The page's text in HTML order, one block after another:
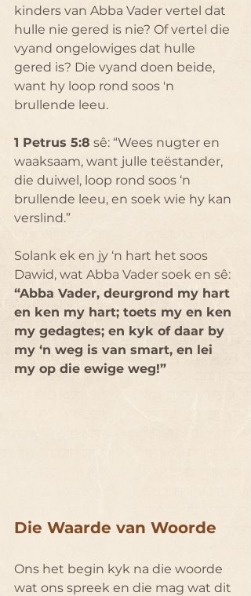
kinders van Abba Vader vertel dat
hulle nie gered is nie? Of vertel die
vyand ongelowiges dat hulle
gered is? Die vyand doen beide,
want hy loop rond soos 'n
brullende leeu.
1 Petrus 5:8 sê: “Wees nugter en
waaksaam, want julle teëstander,
die duiwel, loop rond soos ‘n
brullende leeu, en soek wie hy kan
verslind.”
Solank ek en jy ‘n hart het soos
Dawid, wat Abba Vader soek en sê:
“Abba Vader, deurgrond my hart
en ken my hart; toets my en ken
my gedagtes; en kyk of daar by
my ‘n weg is van smart, en lei
my op die ewige weg!”
Die Waarde van Woorde
Ons het begin kyk na die woorde
wat ons spreek en die mag wat dit